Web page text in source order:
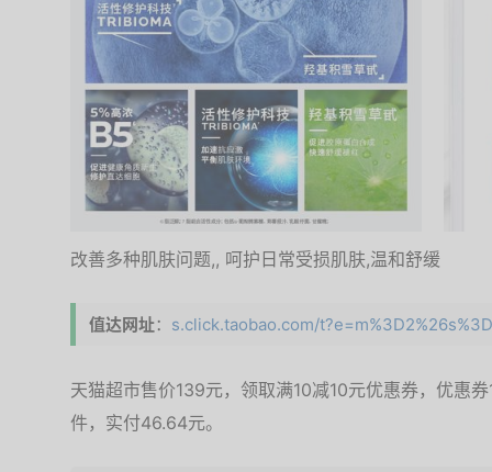
改善多种肌肤问题,, 呵护日常受损肌肤,温和舒缓
值达网址： s.click.taobao.com/
天猫超市售价139元，领取满10减10元优惠券，优惠
件，实付46.64元。